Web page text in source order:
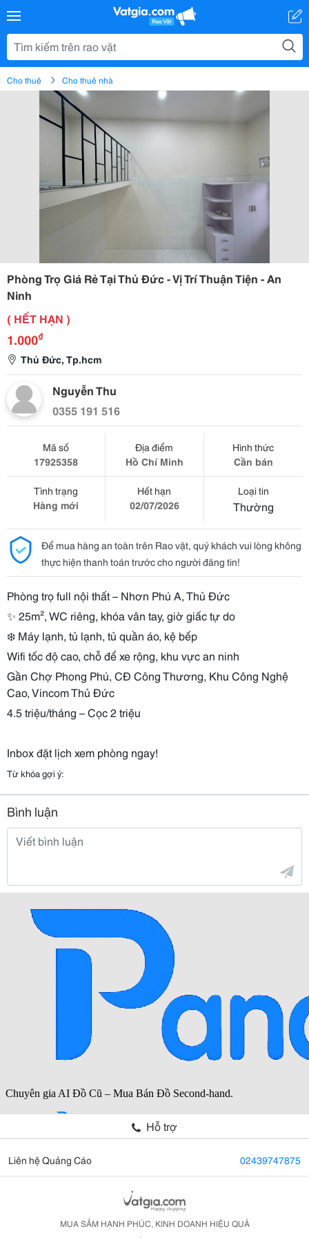
Cho thuê Cho thuê nhà
Phòng Trọ Giá Rẻ Tại Thủ Đức - Vị Trí Thuận Tiện - An
Ninh
( HẾT HẠN )
1.000₫
Thủ Đức, Tp.hcm
Nguyễn Thu
0355 191 516
Mã số
17925358
Địa điểm
Hồ Chí Minh
Hình thức
Cần bán
Tình trạng
Hàng mới
Hết hạn
02/07/2026
Loại tin
Thường
Để mua hàng an toàn trên Rao vặt, quý khách vui lòng không
thực hiện thanh toán trước cho người đăng tin!
Phòng trọ full nội thất – Nhơn Phú A, Thủ Đức
✨ 25m², WC riêng, khóa vân tay, giờ giấc tự do
❄️ Máy lạnh, tủ lạnh, tủ quần áo, kệ bếp
Wifi tốc độ cao, chỗ để xe rộng, khu vực an ninh
Gần Chợ Phong Phú, CĐ Công Thương, Khu Công Nghệ
Cao, Vincom Thủ Đức
4.5 triệu/tháng – Cọc 2 triệu
Inbox đặt lịch xem phòng ngay!
Từ khóa gợi ý:
Bình luận
Hỗ trợ
Liên hệ Quảng Cáo 02439747875
MUA SẮM HẠNH PHÚC, KINH DOANH HIỆU QUẢ